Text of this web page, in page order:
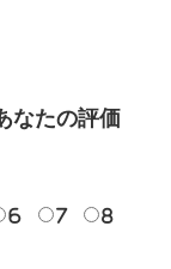
なたの評価
6 7
8